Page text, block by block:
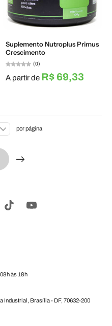
Suplemento Nutroplus Primus
Crescimento
(0)
A partir de R$ 69,33
por página
às 18h
Industrial, Brasília - DF, 70632-200